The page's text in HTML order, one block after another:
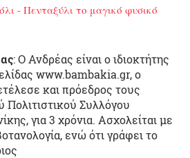
- Πενταξύλι το μαγικό φυσικό
:Ο Ανδρέας είναι ο ιδιοκτήτης
www.bambakia.gr, ο
και πρόεδρος τους
Πολιτιστικού Συλλόγου
για 3 χρόνια. Ασχολείται με
ενώ ότι γράφει το